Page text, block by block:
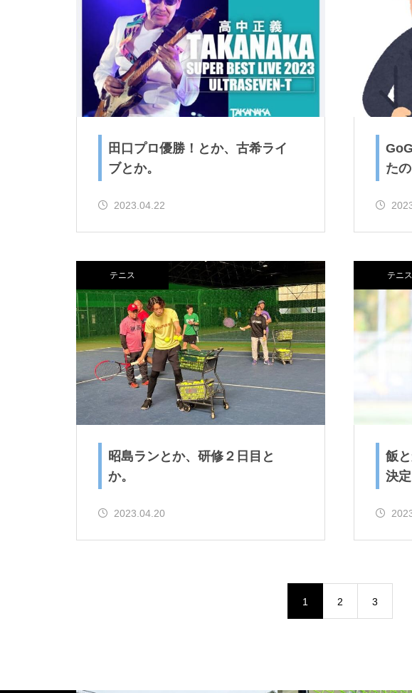
田口プロ優勝！とか、古希ライ
ブとか。
2023.04.22
たの
テニス
昭島ランとか、研修２日目と
か。
2023.04.20
テニス
飯
決定
1 2 3